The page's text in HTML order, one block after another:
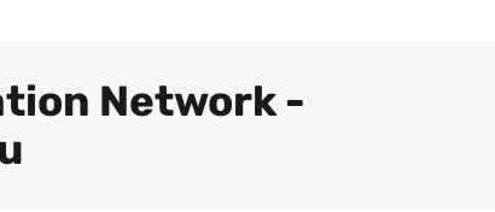
Network -